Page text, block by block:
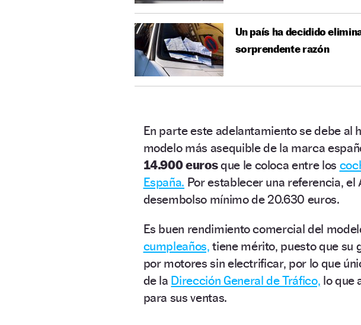
Un país ha decidido
sorprendente razón
En parte este adelantamiento se debe al
modelo más asequible de la marca
14.900 eurosque le coloca entre los
España. Por establecer una referencia,
desembolso mínimo de 20.630 euros.
Es buen rendimiento comercial del
cumpleaños, tiene mérito, puesto que su
por motores sin electrificar, por lo que
de la Dirección General de Tráfico, lo que
para sus ventas.